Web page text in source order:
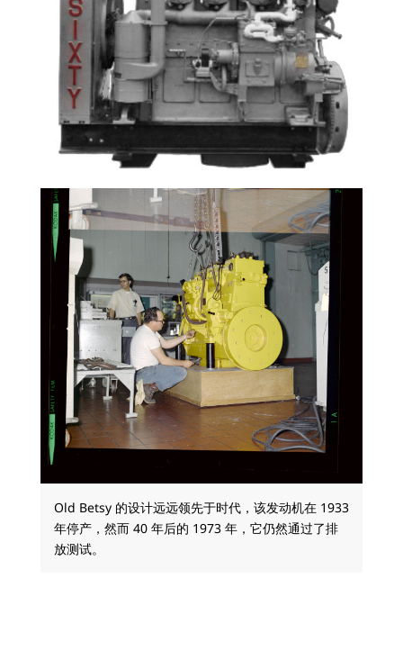
Old Betsy 的设计远远领先于时代，该发动机在 1933
年停产，然而 40 年后的 1973 年，它仍然通过了排
放测试。